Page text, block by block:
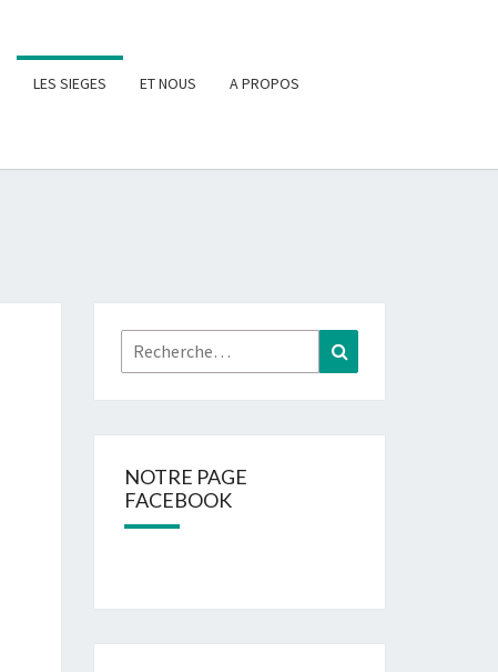
LES SIEGES ET NOUS A PROPOS
Rechercher :
NOTRE PAGE
FACEBOOK